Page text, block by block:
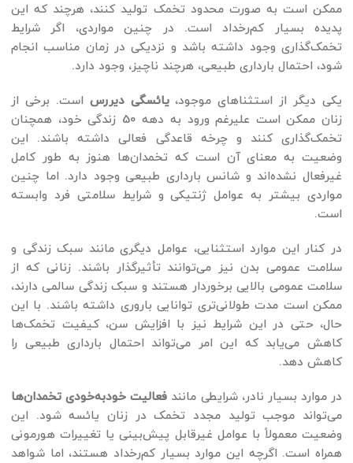
ممکن است به صورت محدود تخمک تولید کنند، هرچند که این
پدیده بسیار کم‌رخداد است. در چنین مواردی، اگر شرایط
تخمک‌گذاری وجود داشته باشد و نزدیکی در زمان مناسب انجام
شود، احتمال بارداری طبیعی، هرچند ناچیز، وجود دارد.
یکی دیگر از استثناهای موجود،یائسگی دیررس است. برخی از
زنان ممکن است علیرغم ورود به دهه 50 زندگی خود، همچنان
تخمک‌گذاری کنند و چرخه قاعدگی فعالی داشته باشند. این
وضعیت به معنای آن است که تخمدان‌ها هنوز به طور کامل
غیرفعال نشده‌اند و شانس بارداری طبیعی وجود دارد. اما چنین
مواردی بیشتر به عوامل ژنتیکی و شرایط سلامتی فرد وابسته
است.
در کنار این موارد استثنایی، عوامل دیگری مانند سبک زندگی و
سلامت عمومی بدن نیز می‌توانند تأثیرگذار باشند. زنانی که از
سلامت عمومی بالایی برخوردار هستند و سبک زندگی سالمی دارند،
ممکن است مدت طولانی‌تری توانایی باروری داشته باشند. با این
حال، حتی در این شرایط نیز با افزایش سن، کیفیت تخمک‌ها
کاهش می‌یابد که این امر می‌تواند احتمال بارداری طبیعی را
کاهش دهد.
در موارد بسیار نادر، شرایطی مانند فعالیت خودبه‌خودی تخمدان‌ها
می‌تواند موجب تولید مجدد تخمک در زنان یائسه شود. این
وضعیت معمولاً با عوامل غیرقابل پیش‌بینی یا تغییرات هورمونی
همراه است. اگرچه این موارد بسیار کم‌رخداد هستند، اما شواهد